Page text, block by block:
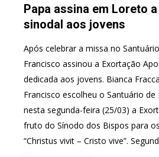
Papa assina em Loreto
sinodal aos jovens
Após celebrar a missa no
Francisco assinou a Exortação
dedicada aos jovens. Bianca
Francisco escolheu o Santuário
nesta segunda-feira (25/03) a
fruto do Sínodo dos Bispos para
“Christus vivit – Cristo vive”.